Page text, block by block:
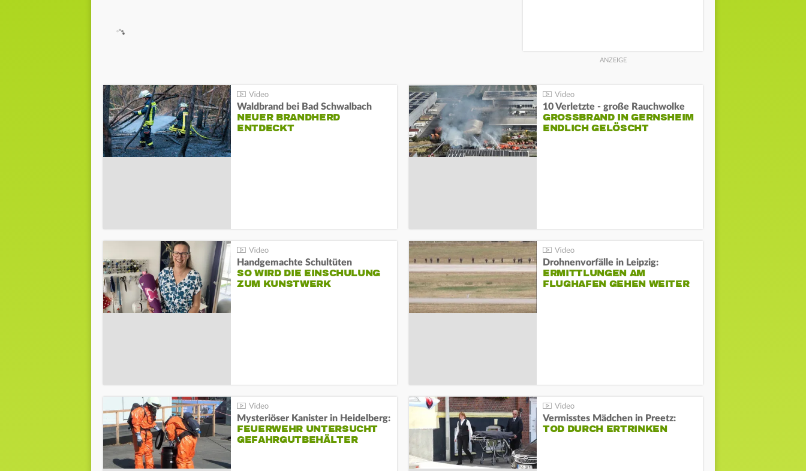
Waldbrand bei Bad Schwalbach
NEUER BRANDHERD
ENTDECKT
10 Verletzte - große Rauchwolke
GROSSBRAND IN GERNSHEIM E
NDLICH GELÖSCHT
Handgemachte Schultüten
SO WIRD DIE EINSCHULUNG
ZUM KUNSTWERK
Drohnenvorfälle in Leipzig:
ERMITTLUNGEN AM
FLUGHAFEN GEHEN WEITER
Mysteriöser Kanister in Heidelberg:
FEUERWEHR UNTERSUCHT
GEFAHRGUTBEHÄLTER
Vermisstes Mädchen in Preetz:
TOD DURCH ERTRINKEN